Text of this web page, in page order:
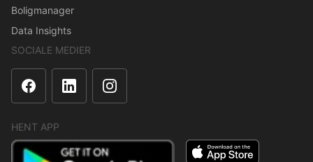
Boligmanager
Data Insights
SOCIALE MEDIER
HENT APP